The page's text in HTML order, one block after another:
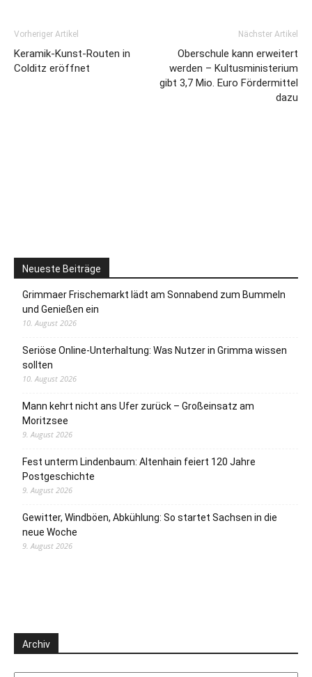
Vorheriger Artikel
Keramik-Kunst-Routen in
Colditz eröffnet
Nächster Artikel
Oberschule kann erweitert
werden – Kultusministerium
gibt 3,7 Mio. Euro Fördermittel
dazu
Neueste Beiträge
Grimmaer Frischemarkt lädt am Sonnabend zum Bummeln
und Genießen ein
10. August 2026
Seriöse Online-Unterhaltung: Was Nutzer in Grimma wissen
sollten
10. August 2026
Mann kehrt nicht ans Ufer zurück – Großeinsatz am
Moritzsee
9. August 2026
Fest unterm Lindenbaum: Altenhain feiert 120 Jahre
Postgeschichte
9. August 2026
Gewitter, Windböen, Abkühlung: So startet Sachsen in die
neue Woche
9. August 2026
Archiv
Archiv